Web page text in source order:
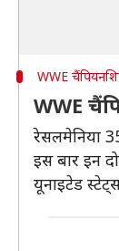
WWE
WWE
रेसलमेनिया
इस बार इन
यूनाइटेड